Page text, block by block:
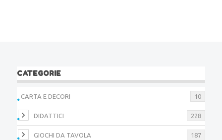
CATEGORIE
CARTA E DECORI 10
DIDATTICI 228
GIOCHI DA TAVOLA 187